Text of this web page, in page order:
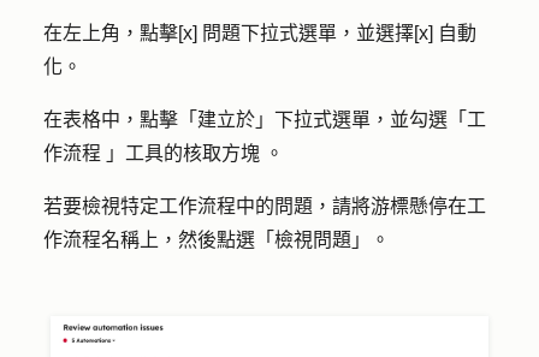
在左上角，點擊[x] 問題下拉式選單 ，並選擇[x] 自動
化 。
在表格中，點擊「 建立於 」下拉式選單，並勾選「 工
作流程 」 工具的核取方塊 。
若要檢視特定工作流程中的問題，請將游標懸停在工
作流程名稱上 ，然後點選「 檢視問題 」。